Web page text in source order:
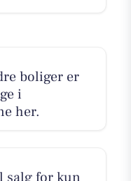
boliger er
i
her.